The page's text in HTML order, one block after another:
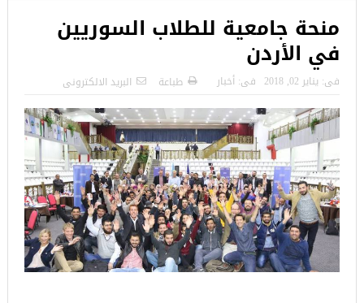
منحة جامعية للطلاب السوريين
في الأردن
فى: يناير 02, 2018 فى: أخبار طباعة البريد الالكترونى